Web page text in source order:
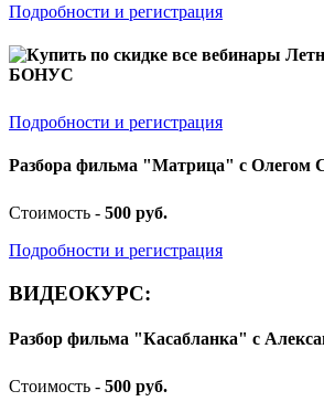
Подробности и регистрация
Купить по скидке все вебинары
БОНУС
Подробности и регистрация
Разбора фильма "Матрица" с Олегом
Стоимость - 500 руб.
Подробности и регистрация
ВИДЕОКУРС:
Разбор фильма "Касабланка" с
Стоимость - 500 руб.